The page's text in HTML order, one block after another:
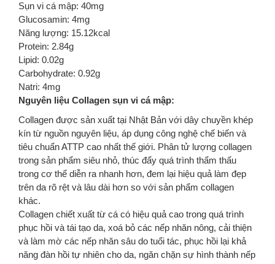
Sụn vi cá mập: 40mg
Glucosamin: 4mg
Năng lượng: 15.12kcal
Protein: 2.84g
Lipid: 0.02g
Carbohydrate: 0.92g
Natri: 4mg
Nguyên liệu Collagen sụn vi cá mập:
Collagen được sản xuất tại Nhật Bản với dây chuyền khép
kín từ nguồn nguyên liệu, áp dụng công nghệ chế biến và
tiêu chuẩn ATTP cao nhất thế giới. Phân tử lượng collagen
trong sản phẩm siêu nhỏ, thúc đẩy quá trình thẩm thấu
trong cơ thể diễn ra nhanh hơn, đem lại hiệu quả làm đẹp
trên da rõ rệt và lâu dài hơn so với sản phẩm collagen
khác.
Collagen chiết xuất từ cá có hiệu quả cao trong quá trình
phục hồi và tái tạo da, xoá bỏ các nếp nhăn nông, cải thiện
và làm mờ các nếp nhăn sâu do tuổi tác, phục hồi lại khả
năng đàn hồi tự nhiên cho da, ngăn chặn sự hình thành nếp